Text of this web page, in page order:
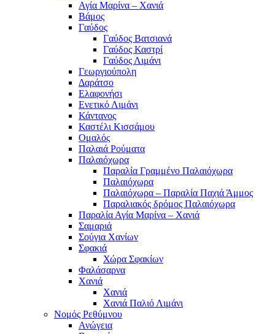
Αγία Μαρίνα – Χανιά
Βάμος
Γαύδος
Γαύδος Βατσιανά
Γαύδος Καστρί
Γαύδος Λιμάνι
Γεωργιούπολη
Δαράτσο
Ελαφονήσι
Ενετικό Λιμάνι
Κάντανος
Καστέλι Κισσάμου
Ομαλός
Παλαιά Ρούματα
Παλαιόχωρα
Παραλία Γραμμένο Παλαιόχωρα
Παλαιόχωρα
Παλαιόχωρα – Παραλία Παχιά Άμμος
Παραλιακός δρόμος Παλαιόχωρα
Παραλία Αγία Μαρίνα – Χανιά
Σαμαριά
Σούγια Χανίων
Σφακιά
Χώρα Σφακίων
Φαλάσαρνα
Χανιά
Χανιά
Χανιά Παλιό Λιμάνι
Νομός Ρεθύμνου
Ανώγεια